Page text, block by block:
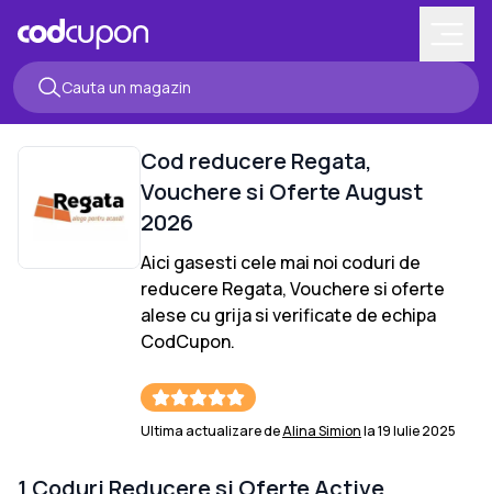
Cod reducereRegata,
Vouchere si OferteAugust
2026
Aici gasesti cele mai noi coduri de
reducere Regata, Vouchere si oferte
alese cu grija si verificate de echipa
CodCupon.
Ultima actualizare deAlina Simionla19 Iulie 2025
1 Coduri Reducere si Oferte Active